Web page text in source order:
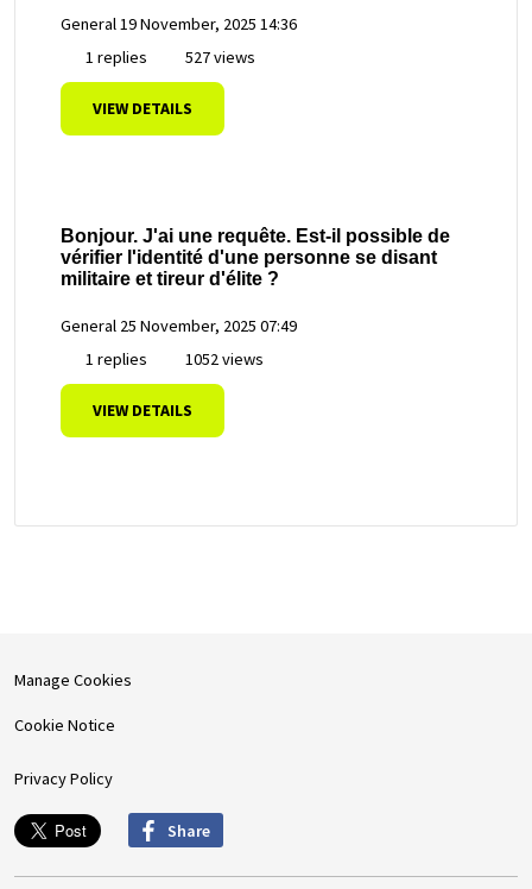
General19 November, 2025 14:36
1 replies
527 views
VIEW DETAILS
Bonjour. J'ai une requête. Est-il possible de
vérifier l'identité d'une personne se disant
militaire et tireur d'élite ?
General 25 November, 2025 07:49
1 replies
1052 views
VIEW DETAILS
Manage Cookies
Cookie Notice
Privacy Policy
Share